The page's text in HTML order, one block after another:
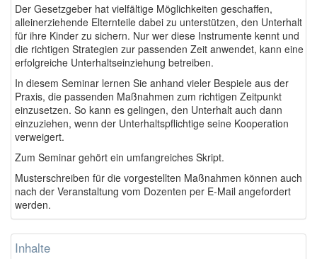
Der Gesetzgeber hat vielfältige Möglichkeiten geschaffen,
alleinerziehende Elternteile dabei zu unterstützen, den Unterhalt
für ihre Kinder zu sichern. Nur wer diese Instrumente kennt und
die richtigen Strategien zur passenden Zeit anwendet, kann eine
erfolgreiche Unterhaltseinziehung betreiben.
In diesem Seminar lernen Sie anhand vieler Bespiele aus der
Praxis, die passenden Maßnahmen zum richtigen Zeitpunkt
einzusetzen. So kann es gelingen, den Unterhalt auch dann
einzuziehen, wenn der Unterhaltspflichtige seine Kooperation
verweigert.
Zum Seminar gehört ein umfangreiches Skript.
Musterschreiben für die vorgestellten Maßnahmen können auch
nach der Veranstaltung vom Dozenten per E-Mail angefordert
werden.
Inhalte